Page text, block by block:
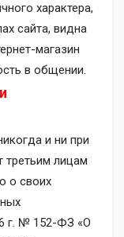
характера,
сайта, видна
магазин
в общении.
и ни при
третьим лицам
о своих
г. № 152-ФЗ «О